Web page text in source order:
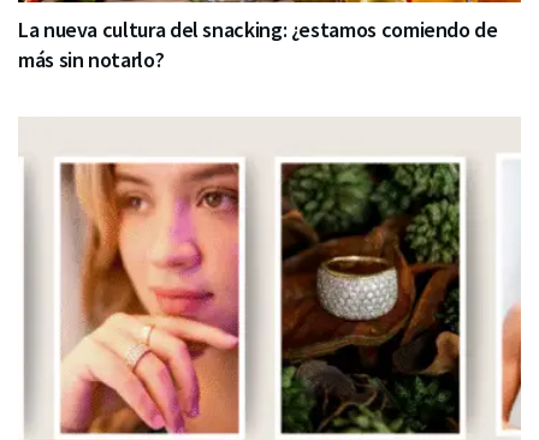
La nueva cultura del snacking: ¿estamos comiendo de
más sin notarlo?